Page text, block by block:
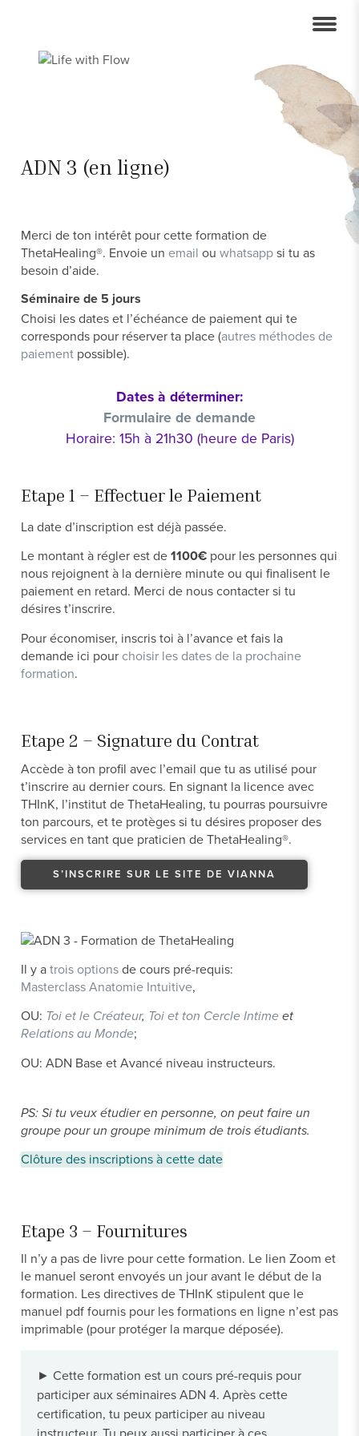
ADN 3 (en ligne)
Merci de ton intérêt pour cette formation de
ThetaHealing®. Envoie un email ou whatsapp si tu as
besoin d’aide.
Séminaire de 5 jours
Choisi les dates et l’échéance de paiement qui te
corresponds pour réserver ta place (autres méthodes de
paiement possible).
Dates à déterminer:
Formulaire de demande
Horaire: 15h à 21h30 (heure de Paris)
Etape 1 – Effectuer le Paiement
La date d’inscription est déjà passée.
Le montant à régler est de 1100€ pour les personnes qui
nous rejoignent à la dernière minute ou qui finalisent le
paiement en retard. Merci de nous contacter si tu
désires t’inscrire.
Pour économiser, inscris toi à l’avance et fais la
demande ici pour choisir les dates de la prochaine
formation.
Etape 2 – Signature du Contrat
Accède à ton profil avec l’email que tu as utilisé pour
t’inscrire au dernier cours. En signant la licence avec
THInK, l’institut de ThetaHealing, tu pourras poursuivre
ton parcours, et te protèges si tu désires proposer des
services en tant que praticien de ThetaHealing®.
S’INSCRIRE SUR LE SITE DE VIANNA
Il y a trois options de cours pré-requis:
Masterclass Anatomie Intuitive,
OU: Toi et le Créateur, Toi et ton Cercle Intime et
Relations au Monde;
OU: ADN Base et Avancé niveau instructeurs.
PS: Si tu veux étudier en personne, on peut faire un
groupe pour un groupe minimum de trois étudiants.
Clôture des inscriptions à cette date
Etape 3 – Fournitures
Il n’y a pas de livre pour cette formation. Le lien Zoom et
le manuel seront envoyés un jour avant le début de la
formation. Les directives de THInK stipulent que le
manuel pdf fournis pour les formations en ligne n’est pas
imprimable (pour protéger la marque déposée).
► Cette formation est un cours pré-requis pour
participer aux séminaires ADN 4. Après cette
certification, tu peux participer au niveau